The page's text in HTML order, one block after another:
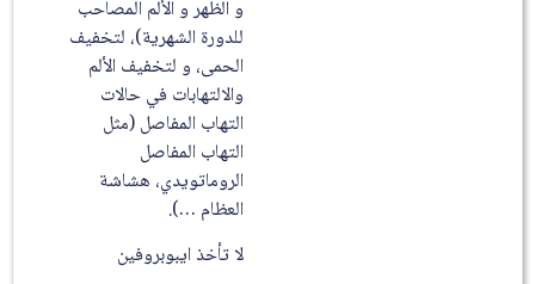
و الظهر و الألم المصاحب
للدورة الشهرية)، لتخفيف
الحمى، و لتخفيف الألم
والالتهابات في حالات
التهاب المفاصل (مثل
التهاب المفاصل
الروماتويدي، هشاشة
العظام …).
لا تأخذ ايبوبروفين